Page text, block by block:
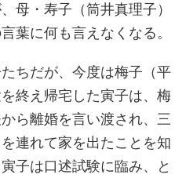
母・寿子（筒井真理子）
葉に何も言えなくなる。
ちだが、今度は梅子（平
終え帰宅した寅子は、梅
ら離婚を言い渡され、三
連れて家を出たことを知
子は口述試験に臨み、と